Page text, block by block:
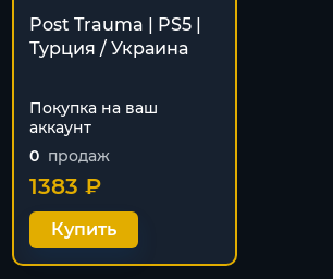
Post Trauma | PS5 |
Турция / Украина
Покупка на ваш
аккаунт
0 продаж
1383 ₽
Купить